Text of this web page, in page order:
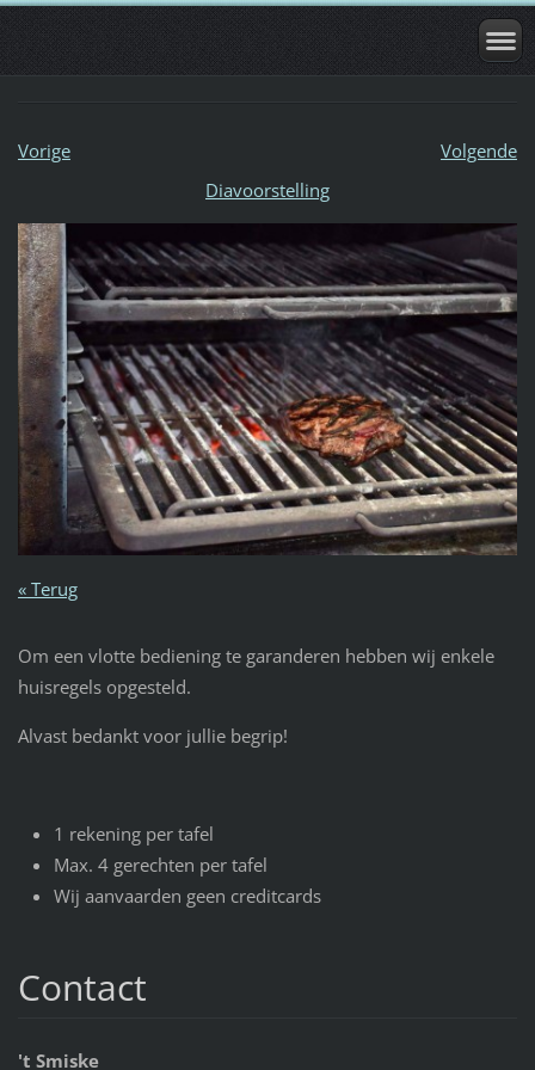
Vorige
Volgende
Diavoorstelling
« Terug
Om een vlotte bediening te garanderen hebben wij enkele
huisregels opgesteld.
Alvast bedankt voor jullie begrip!
1 rekening per tafel
Max. 4 gerechten per tafel
Wij aanvaarden geen creditcards
Contact
't Smiske